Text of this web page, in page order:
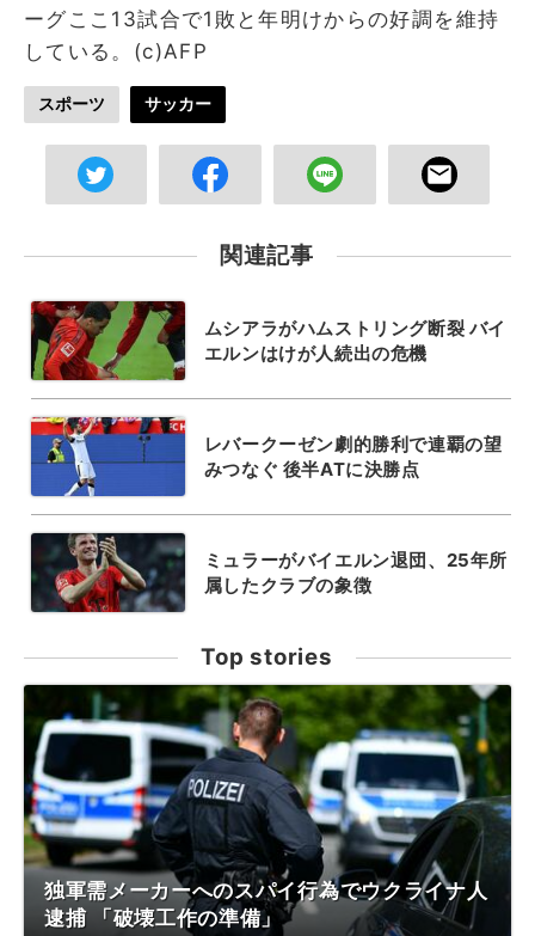
ーグここ13試合で1敗と年明けからの好調を維持
している。(c)AFP
スポーツ サッカー
関連記事
ムシアラがハムストリング断裂 バイ
エルンはけが人続出の危機
レバークーゼン劇的勝利で連覇の望
みつなぐ 後半ATに決勝点
ミュラーがバイエルン退団、25年所
属したクラブの象徴
Top stories
独軍需メーカーへのスパイ行為でウクライナ人
逮捕 「破壊工作の準備」